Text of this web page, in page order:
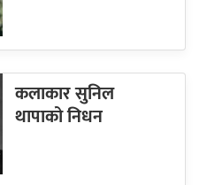
कलाकार सुनिल
थापाको निधन